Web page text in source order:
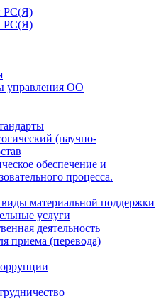
управления ОО
(научно-
обеспечение и
процесса.
материальной поддержки
услуги
деятельность
приема (перевода)